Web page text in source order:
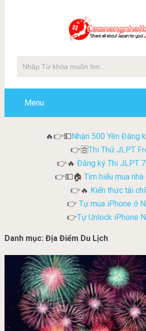
Menu
🔥👉💵Nhận 500 Yên Đăng
👉🈴Thi Thử JLPT
👉🔥 Đăng ký Thi JLPT
👉💵🏠Tìm hiểu mua
👉🔥 Kiến thức tài
👉 Tự mua iPhone ở
👉Tự Unlock iPhone
Danh mục: Địa Điểm Du Lịch